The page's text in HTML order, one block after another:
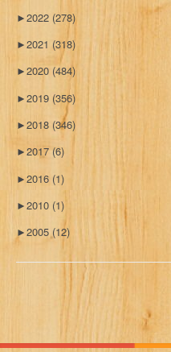
►2022 (278)
►2021 (318)
►2020 (484)
►2019 (356)
►2018 (346)
►2017(6)
►2016 (1)
►2010 (1)
►2005(12)